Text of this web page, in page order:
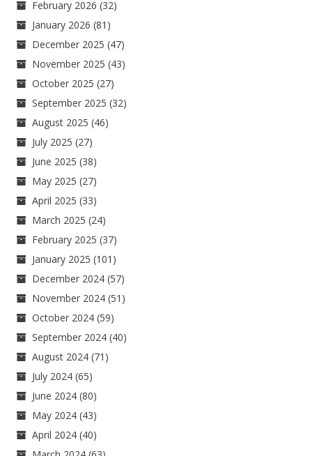
February 2026 (32)
January 2026 (81)
December 2025 (47)
November 2025 (43)
October 2025 (27)
September 2025 (32)
August 2025 (46)
July 2025 (27)
June 2025 (38)
May 2025 (27)
April 2025 (33)
March 2025 (24)
February 2025 (37)
January 2025 (101)
December 2024 (57)
November 2024 (51)
October 2024 (59)
September 2024 (40)
August 2024 (71)
July 2024 (65)
June 2024 (80)
May 2024 (43)
April 2024 (40)